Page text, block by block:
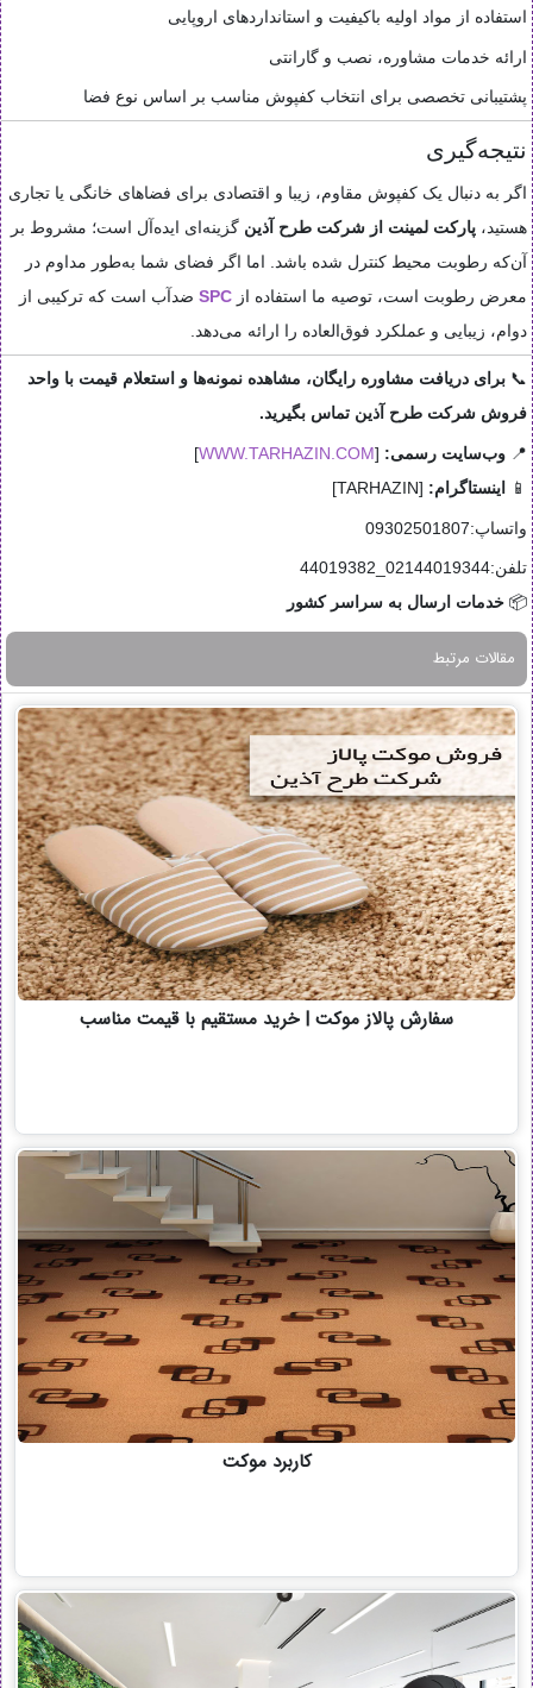
استفاده از مواد اولیه باکیفیت و استانداردهای اروپایی
ارائه خدمات مشاوره، نصب و گارانتی
پشتیبانی تخصصی برای انتخاب کفپوش مناسب بر اساس نوع فضا
نتیجه‌گیری
اگر به دنبال یک کفپوش مقاوم، زیبا و اقتصادی برای فضاهای خانگی یا تجاری
هستید، پارکت لمینت از شرکت طرح آذین گزینه‌ای ایده‌آل است؛ مشروط بر
آن‌که رطوبت محیط کنترل شده باشد. اما اگر فضای شما به‌طور مداوم در
معرض رطوبت است، توصیه ما استفاده از SPC ضدآب است که ترکیبی از
دوام، زیبایی و عملکرد فوق‌العاده را ارائه می‌دهد.
📞 برای دریافت مشاوره رایگان، مشاهده نمونه‌ها و استعلام قیمت با واحد
فروش شرکت طرح آذین تماس بگیرید.
📍 وب‌سایت رسمی: [
WWW.TARHAZIN.COM
]
📱
اینستاگرام: [TARHAZIN]
واتساپ:09302501807
تلفن:02144019344_44019382
📦 خدمات ارسال به سراسر کشور
مقالات مرتبط
سفارش پالاز موکت | خرید مستقیم با قیمت مناسب
کاربرد موکت